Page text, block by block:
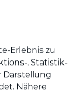
Erlebnis zu
, Statistik-
Darstellung
Nähere